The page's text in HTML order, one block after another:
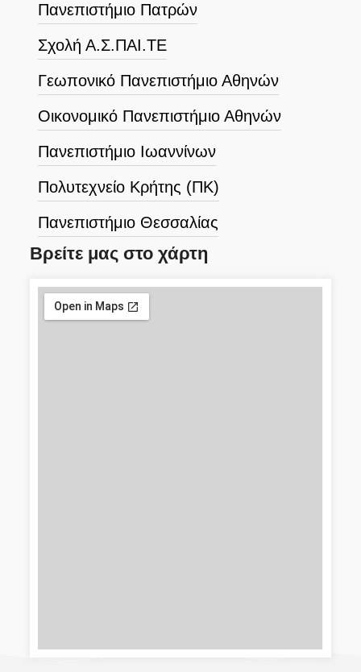
Πανεπιστήμιο Πατρών
Σχολή Α.Σ.ΠΑΙ.ΤΕ
Γεωπονικό Πανεπιστήμιο Αθηνών
Οικονομικό Πανεπιστήμιο Αθηνών
Πανεπιστήμιο Ιωαννίνων
Πολυτεχνείο Κρήτης (ΠΚ)
Πανεπιστήμιο Θεσσαλίας
Βρείτε μας στο χάρτη